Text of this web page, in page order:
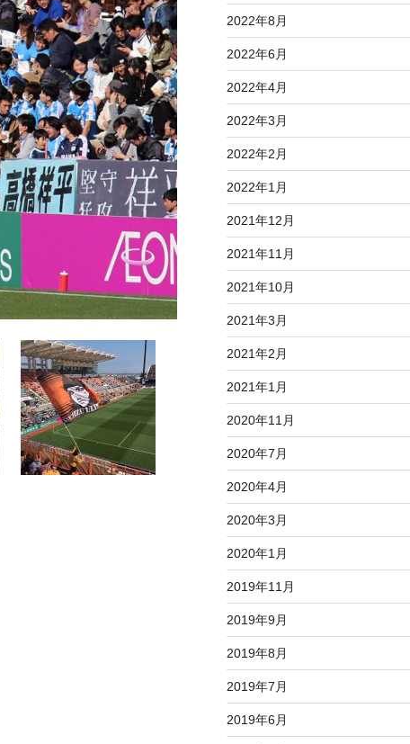
2022年8月
2022年6月
2022年4月
2022年3月
2022年2月
2022年1月
2021年12月
2021年11月
2021年10月
2021年3月
2021年2月
2021年1月
2020年11月
2020年7月
2020年4月
2020年3月
2020年1月
2019年11月
2019年9月
2019年8月
2019年7月
2019年6月